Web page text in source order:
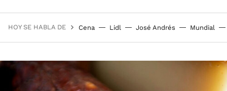
HOY SE HABLA DE Cena Lidl José Andrés Mundial